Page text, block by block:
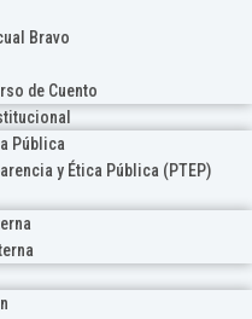
Bravo
de Cuento
Pública
y Ética Pública (PTEP)